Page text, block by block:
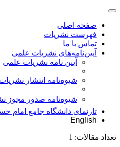
صفحه اصلی
فهرست نشریات
تماس با ما
آیین‌نامه‌های نشریات علمی
آیین نامه نشریات علمی
شیوه‌نامه انتشار نشریات
شیوهنامه صدور مجوز
تارنمای دانشگاه جامع امام
English
تعداد مقالات: 1